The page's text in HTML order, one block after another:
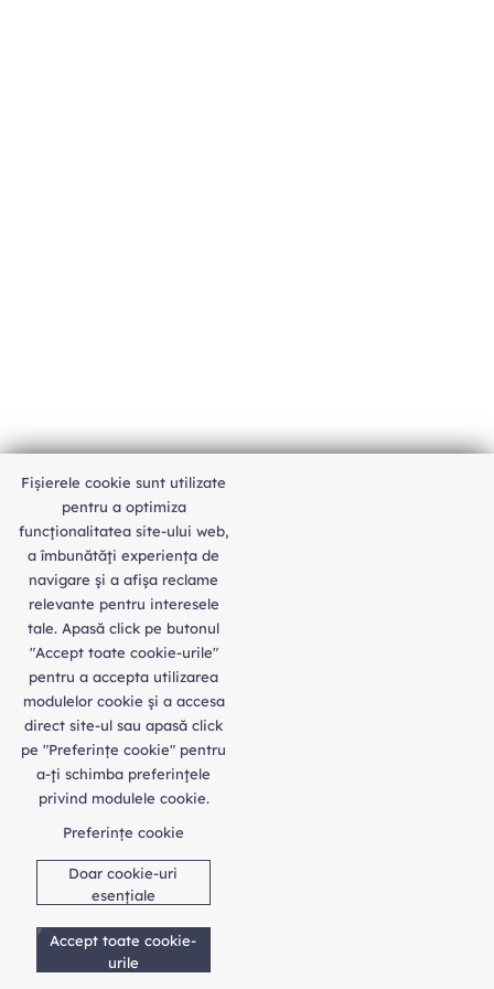
An unexpected error has occurred
Fișierele cookie sunt utilizate
pentru a optimiza
funcţionalitatea site-ului web,
a îmbunătăţi experienţa de
navigare şi a afişa reclame
relevante pentru interesele
tale. Apasă click pe butonul
"Accept toate cookie-urile"
pentru a accepta utilizarea
modulelor cookie şi a accesa
direct site-ul sau apasă click
pe "Preferințe cookie" pentru
a-ţi schimba preferinţele
privind modulele cookie.
Preferințe cookie
Doar cookie-uri
esențiale
Accept toate cookie-
urile